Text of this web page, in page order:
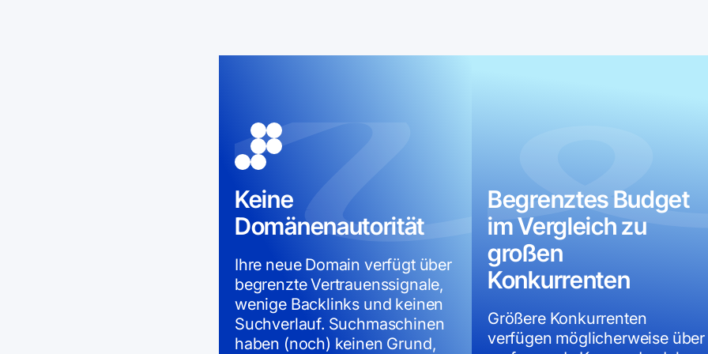
Keine
Domänenautorität
Ihre neue Domain verfügt über
begrenzte Vertrauenssignale,
wenige Backlinks und keinen
Suchverlauf. Suchmaschinen
haben (noch) keinen Grund,
Begrenztes Budget
im Vergleich zu
großen
Konkurrenten
Größere Konkurrenten
verfügen möglicherweise über